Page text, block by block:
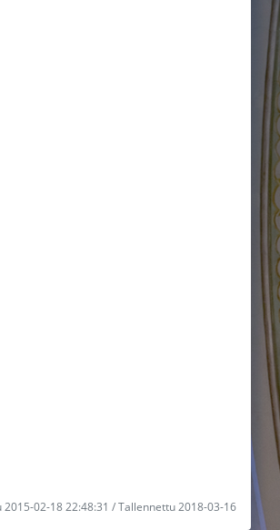
2015-02-18 22:48:31 / Tallennettu 2018-03-16